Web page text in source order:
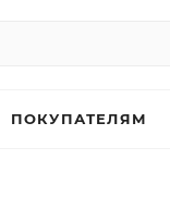
ПОКУПАТЕЛЯМ